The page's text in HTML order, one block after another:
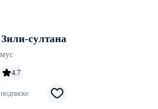
султана
4.7